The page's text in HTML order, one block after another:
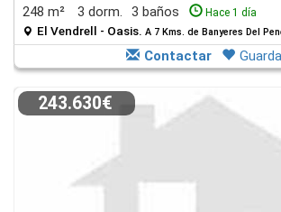
248 m²
3 dorm. 3 baños Hace 1 día
El Vendrell - Oasis. A 7 Kms. de Banyeres Del
Contactar
243.630€